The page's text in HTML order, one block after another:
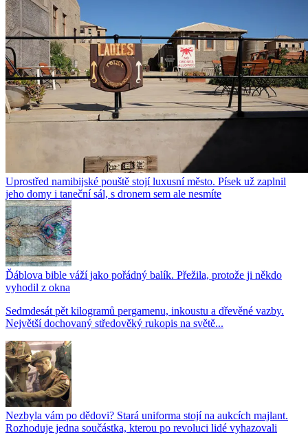
Uprostřed namibijské pouště stojí luxusní město. Písek už zaplnil
jeho domy i taneční sál, s dronem sem ale nesmíte
Ďáblova bible váží jako pořádný balík. Přežila, protože ji někdo
vyhodil z okna
Sedmdesát pět kilogramů pergamenu, inkoustu a dřevěné vazby.
Největší dochovaný středověký rukopis na světě...
Nezbyla vám po dědovi? Stará uniforma stojí na aukcích majlant.
Rozhoduje jedna součástka, kterou po revoluci lidé vyhazovali